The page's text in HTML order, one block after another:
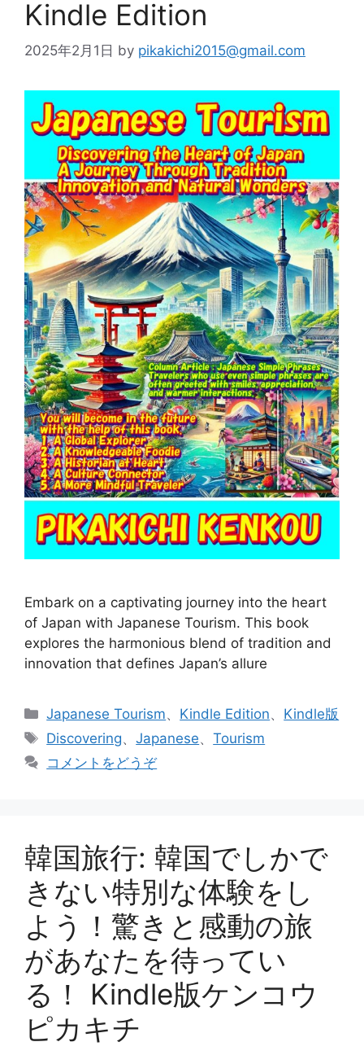
Kindle Edition
2025年2月1日 by pikakichi2015@gmail.com
Embark on a captivating journey into the heart
of Japan with Japanese Tourism. This book
explores the harmonious blend of tradition and
innovation that defines Japan’s allure
カ
テ
リ
Japanese Tourism、 Kindle Edition、 Kindle版
タ
Discovering、Japanese、Tourism
コメントをどうぞ
韓国旅行: 韓国でしかで
きない特別な体験をし
よう！驚きと感動の旅
があなたを待ってい
る！ Kindle版ケンコウ
ピカキチ